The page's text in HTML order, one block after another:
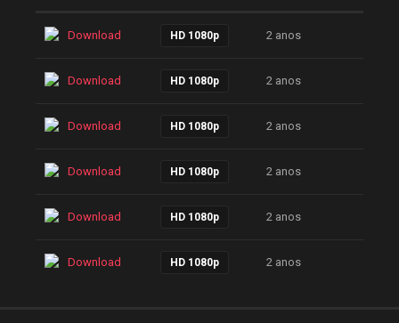
Download HD 1080p 2 anos
Download HD 1080p 2 anos
Download HD 1080p 2 anos
Download HD 1080p 2 anos
Download HD 1080p 2 anos
Download HD 1080p 2 anos